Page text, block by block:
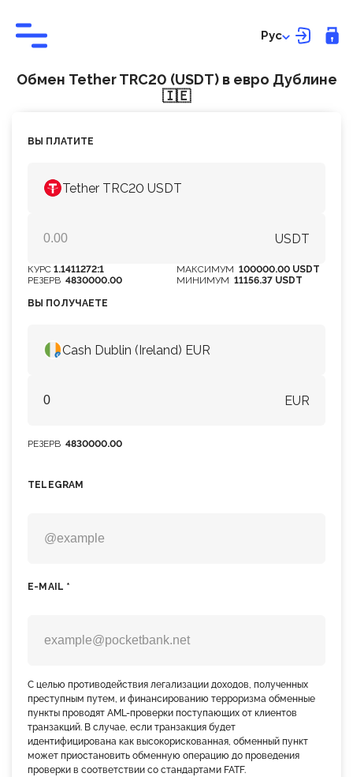
Рус
Обмен Tether TRC20 (USDT) в евро Дублине
🇮🇪
ВЫ ПЛАТИТЕ
Tether TRC20 USDT
USDT
РЕЗЕРВ 4830000.00
КУРС 1.1411272:1
МИНИМУМ 11156.37 USDT
МАКСИМУМ 100000.00 USDT
ВЫ ПОЛУЧАЕТЕ
Cash Dublin (Ireland) EUR
EUR
РЕЗЕРВ 4830000.00
TELEGRAM
E-MAIL *
С целью противодействия легализации доходов, полученных
преступным путем, и финансированию терроризма обменные
пункты проводят AML-проверки поступающих от клиентов
транзакций. В случае, если транзакция будет
идентифицирована как высокорискованная, обменный пункт
может приостановить обменную операцию до проведения
проверки в соответствии со стандартами FATF.